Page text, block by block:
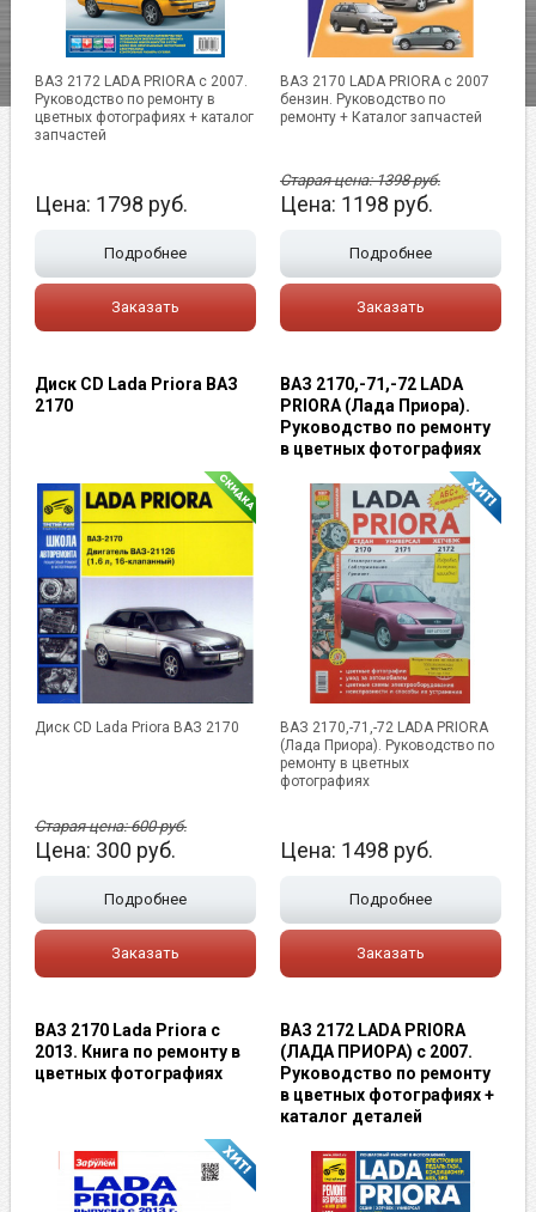
ВАЗ 2172 LADA PRIORA с 2007.
Руководство по ремонту в
цветных фотографиях + каталог
запчастей
Цена: 1798 руб.
Подробнее
Заказать
ВАЗ 2170 LADA PRIORA с 2007
бензин. Руководство по
ремонту + Каталог запчастей
Старая цена:1398руб.
Цена: 1198 руб.
Подробнее
Заказать
Диск CD Lada Priora ВАЗ
2170
Диск CD Lada Priora ВАЗ 2170
Старая цена:600руб.
Цена: 300 руб.
Подробнее
Заказать
ВАЗ 2170,-71,-72 LADA
PRIORA (Лада Приора).
Руководство по ремонту
в цветных фотографиях
ВАЗ 2170,-71,-72 LADA PRIORA
(Лада Приора). Руководство по
ремонту в цветных
фотографиях
Цена: 1498 руб.
Подробнее
Заказать
ВАЗ 2170 Lada Priora с
2013. Книга по ремонту в
цветных фотографиях
ВАЗ 2172 LADA PRIORA
(ЛАДА ПРИОРА) с 2007.
Руководство по ремонту
в цветных фотографиях +
каталог деталей